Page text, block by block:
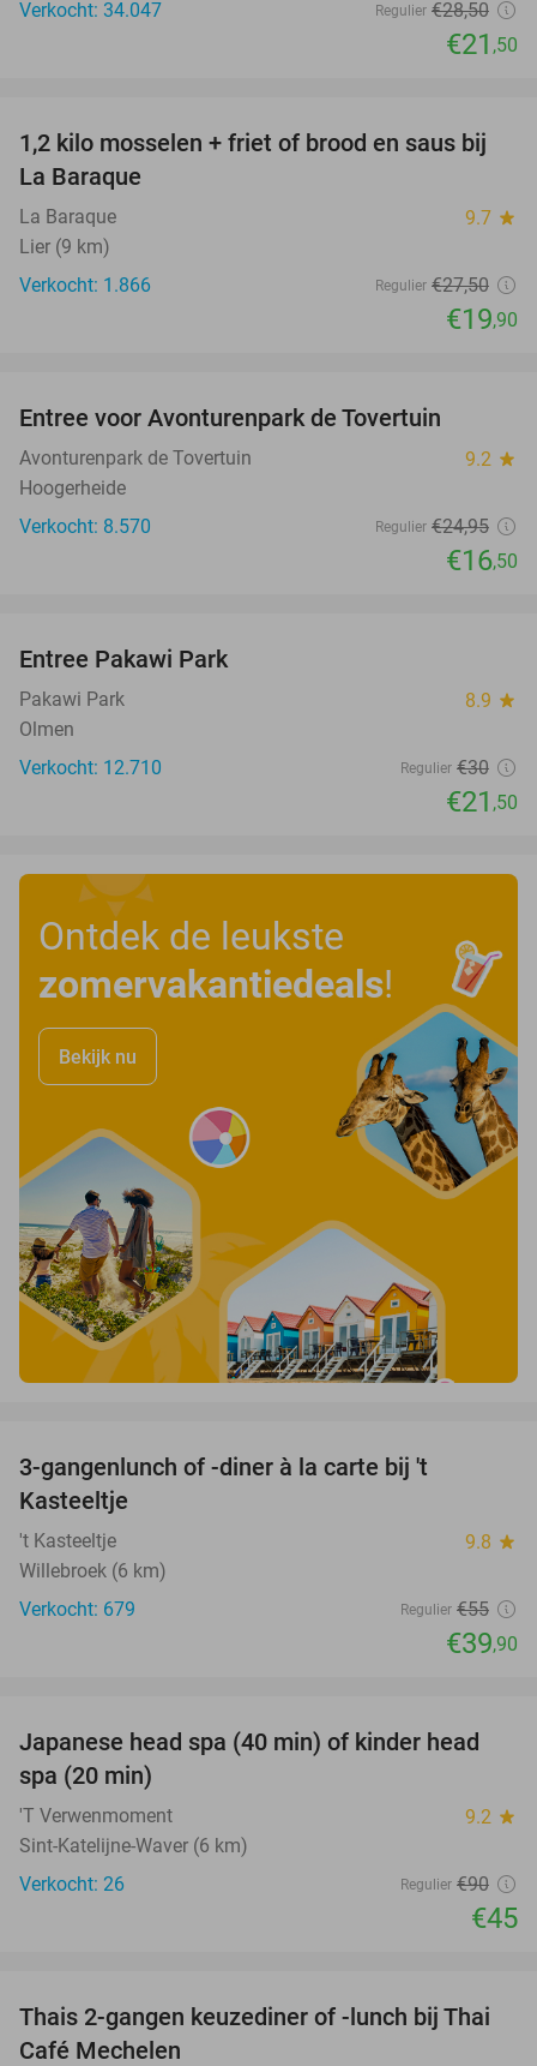
Verkocht: 34.047 Regulier €28,50
€21 ,50
28%
1,2 kilo mosselen + friet of brood en saus bij
La Baraque
La Baraque 9.7 star
Lier (9 km)
Verkocht: 1.866
Regulier €27,50
€19,90
Entree voor Avonturenpark de Tovertuin
Avonturenpark de Tovertuin 9.2 star
Hoogerheide
Verkocht: 8.570
Regulier €24,95
€16,50
Entree Pakawi Park
Pakawi Park 8.9 star
Olmen
Verkocht: 12.710
Regulier €30
€21 ,50
Ontdek de leukste
zomervakantiedeals!
Bekijk nu
3-gangenlunch of -diner à la carte bij 't
Kasteeltje
't Kasteeltje 9.8 star
Willebroek (6 km)
Verkocht: 679
Regulier €55
€39,90
50%
Japanese head spa (40 min) of kinder head
spa (20 min)
'T Verwenmoment 9.2 star
Sint-Katelijne-Waver (6 km)
Verkocht: 26
Regulier €90
€45
33%
Thais 2-gangen keuzediner of -lunch bij Thai
Café Mechelen